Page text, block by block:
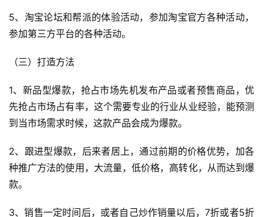
5、淘宝论坛和帮派的体验活动，参加淘宝官方各种活动，
参加第三方平台的各种活动。
（三）打造方法
1、新品型爆款，抢占市场先机发布产品或者预售商品，优
先抢占市场占有率，这个需要专业的行业从业经验，能预测
到当市场需求时候，这款产品会成为爆款。
2、跟进型爆款，后来者居上，通过前期的价格优势，加各
种推广方法的使用，大流量，低价格，高转化，从而达到爆
款。
3、销售一定时间后，或者自己炒作销量以后，7折或者5折